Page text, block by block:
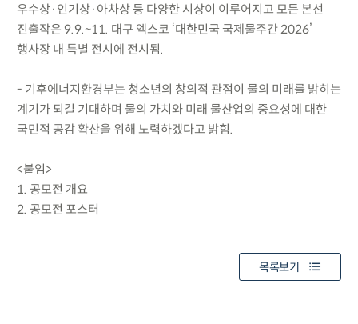
우수상·인기상·아차상 등 다양한 시상이 이루어지고 모든 본선
진출작은 9.9.~11. 대구 엑스코 ‘대한민국 국제물주간 2026’
행사장 내 특별 전시에 전시됨.
- 기후에너지환경부는 청소년의 창의적 관점이 물의 미래를 밝히는
계기가 되길 기대하며 물의 가치와 미래 물산업의 중요성에 대한
국민적 공감 확산을 위해 노력하겠다고 밝힘.
<붙임>
1. 공모전 개요
2. 공모전 포스터
목록보기